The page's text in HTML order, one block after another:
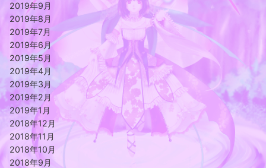
2019年9月
2019年8月
2019年7月
2019年6月
2019年5月
2019年4月
2019年3月
2019年2月
2019年1月
2018年12月
2018年11月
2018年10月
2018年9月